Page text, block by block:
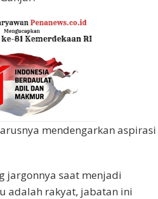
mendengarkan aspirasi
jargonnya saat menjadi
adalah rakyat, jabatan ini